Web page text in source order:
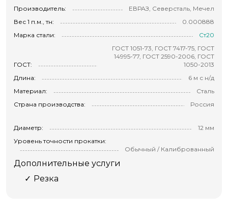
Производитель:
ЕВРАЗ, Северсталь, Мечел
Вес 1 п.м., тн:
0.000888
Марка стали:
Ст20
ГОСТ:
ГОСТ 1051-73, ГОСТ 7417-75, ГОСТ
14995-77, ГОСТ 2590-2006, ГОСТ
1050-2013
Длина:
6 м с н/д
Материал:
Сталь
Страна производства:
Россия
Диаметр:
12 мм
Уровень точности прокатки:
Обычный / Калиброванный
Дополнительные услуги
Резка